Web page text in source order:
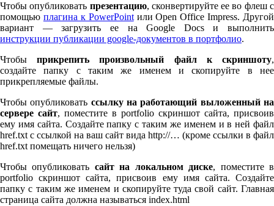
Чтобы опубликовать презентацию, сконвертируйте ее во флеш с
помощью плагина к Pow­er­Pointили Open Office Impress. Другой
вариант — загрузить ее на Google Docs и выполнить
инструкции публикации google-документов в портфолио.
Чтобыприкрепить произвольный файл к скриншоту,
создайте папку с таким же именем и скопируйте в нее
прикрепляемые файлы.
Чтобы опубликовать ссылку на работающий выложенный на
сервере сайт, поместите в port­fo­lio скриншот сайта, присвоив
ему имя сайта. Создайте папку с таким же именем и в ней файл
href.txt с ссылкой на ваш сайт вида http://… (кроме ссылки в файл
href.txt помещать ничего нельзя)
Чтобы опубликовать сайт на локальном диске, поместите в
port­fo­lio скриншот сайта, присвоив ему имя сайта. Создайте
папку с таким же именем и скопируйте туда свой сайт. Главная
страница сайта должна называться index.html